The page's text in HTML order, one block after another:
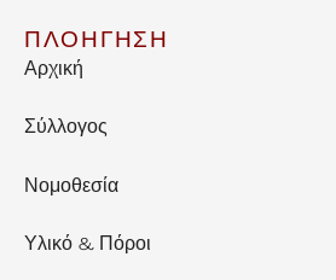
ΠΛΟΗΓΗΣΗ
Αρχική
Σύλλογος
Νομοθεσία
Υλικό & Πόροι